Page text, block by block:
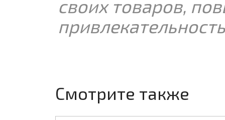
своих товаров,
Смотрите также